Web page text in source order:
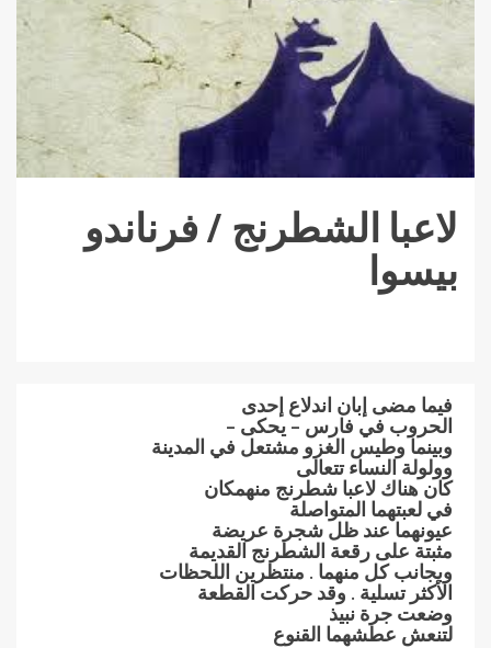
لاعبا الشطرنج / فرناندو
بيسوا
فيما مضى إبان اندلاع إحدى
الحروب في فارس – يحكى –
وبينما وطيس الغزو مشتعل في المدينة
وولولة النساء تتعالى
كان هناك لاعبا شطرنج منهمكان
في لعبتهما المتواصلة
عيونهما عند ظل شجرة عريضة
مثبتة على رقعة الشطرنج القديمة
وبجانب كل منهما . منتظرين اللحظات
الأكثر تسلية . وقد حركت القطعة
وضعت جرة نبيذ
لتنعش عطشهما القنوع